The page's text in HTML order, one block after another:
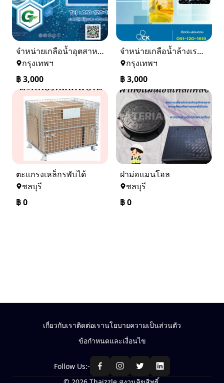
จำหน่ายเกลือน้ำอุตสาหกรรม เกลือน้ำล้างเรซิ่น
กรุงเทพฯ
฿3,000
จำหน่ายเกลือน้ำล้างเรซิ่น จำหน่ายเกลือน้ำอุตสาหกรรม
กรุงเทพฯ
฿3,000
ตะเเกรงเหล็กรพับได้
ชลบุรี
฿0
ฝาม่อเเมนโฮล
ชลบุรี
฿0
เกี่ยวกับเราติดต่อเรานโยบายความเป็นส่วนตัว
ข้อกำหนดและเงื่อนไข
Follow Us:-